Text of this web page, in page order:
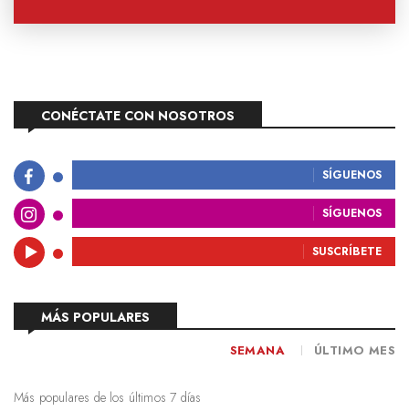
CONÉCTATE CON NOSOTROS
SÍGUENOS
SÍGUENOS
SUSCRÍBETE
MÁS POPULARES
SEMANA ÚLTIMO MES
Más populares de los últimos 7 días